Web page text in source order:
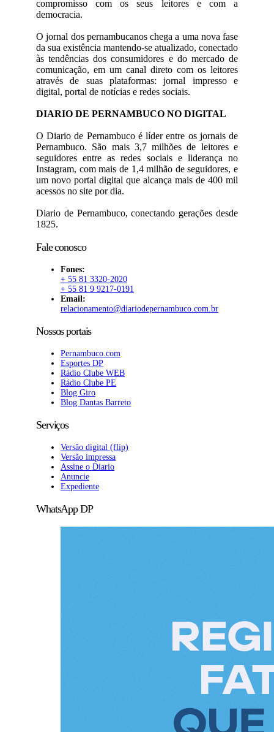
compromisso com os seus leitores e com a
democracia.
O jornal dos pernambucanos chega a uma nova fase
da sua existência mantendo-se atualizado, conectado
às tendências dos consumidores e do mercado de
comunicação, em um canal direto com os leitores
através de suas plataformas: jornal impresso e
digital, portal de notícias e redes sociais.
DIARIO DE PERNAMBUCO NO DIGITAL
O Diario de Pernambuco é líder entre os jornais de
Pernambuco. São mais 3,7 milhões de leitores e
seguidores entre as redes sociais e liderança no
Instagram, com mais de 1,4 milhão de seguidores, e
um novo portal digital que alcança mais de 400 mil
acessos no site por dia.
Diario de Pernambuco, conectando gerações desde
1825.
Fale conosco
Fones:
+ 55 81 3320-2020
+ 55 81 9 9217-0191
Email:
relacionamento@diariodepernambuco.com.br
Nossos portais
Pernambuco.com
Esportes DP
Rádio Clube WEB
Rádio Clube PE
Blog Giro
Blog Dantas Barreto
Serviços
Versão digital (flip)
Versão impressa
Assine o Diario
Anuncie
Expediente
WhatsApp DP